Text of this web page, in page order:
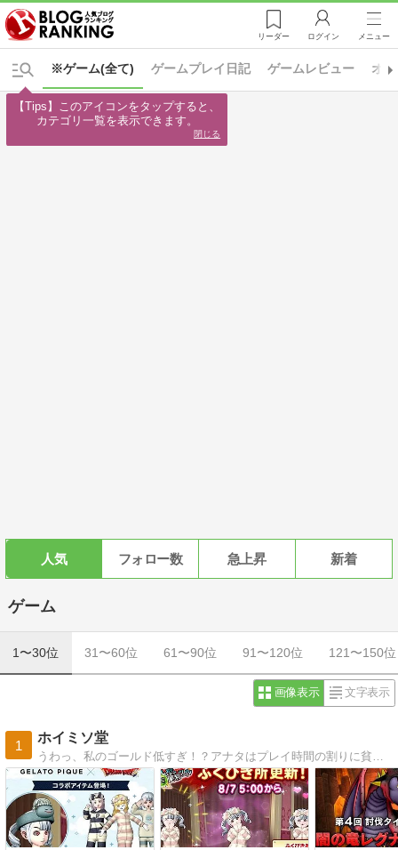
リーダー ログイン メニュー
※ゲーム(全て) ゲームプレイ日記 ゲームレビュー オ
人気 フォロー数 急上昇 新着
ゲーム
1〜30位 31〜60位 61〜90位 91〜120位 121〜150位
画像表示 文字表示
1
ホイミソ堂
【Tips】このアイコンをタップすると、
カテゴリ一覧を表示できます。
閉じる